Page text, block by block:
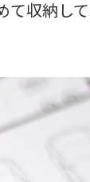
て収納し